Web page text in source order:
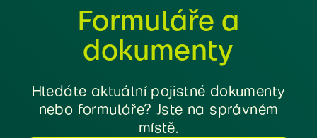
Formuláře a
dokumenty
Hledáte aktuální pojistné dokumenty
nebo formuláře? Jste na správném
místě.